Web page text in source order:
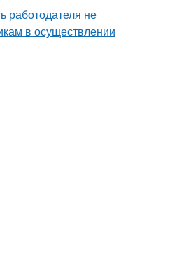
работодателя не
в осуществлении